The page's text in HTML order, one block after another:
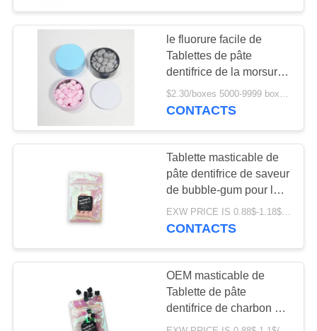
POLITIQUE
MATIÈRE
PROTECTION
PRIVÉE
le fluorure facile de
Tablettes de pâte
dentifrice de la morsure
70g enlèvent le
nettoyage efficace de
$2.30/boxes 5000-9999 boxes MOQ:5000 boîtes
CONTACTS
Tablette masticable de
pâte dentifrice de saveur
de bubble-gum pour les
dents de brossage
EXW PRICE IS 0.88$-1.18$/bag MOQ:21pcs par sac d'opp
CONTACTS
OEM masticable de
Tablette de pâte
dentifrice de charbon de
bois en bambou pour